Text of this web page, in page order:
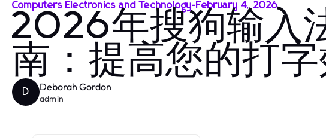
Computers Electronics and Technology-February 4, 2026
2026年搜狗输入
南：提高您的打
D Deborah Gordon
admin